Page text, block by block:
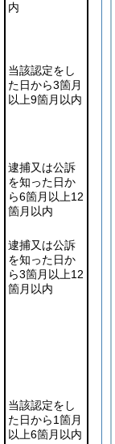
内
当該認定をし
た日から3箇月
以上9箇月以内
逮捕又は公訴
を知った日か
ら6箇月以上12
箇月以内
逮捕又は公訴
を知った日か
ら3箇月以上12
箇月以内
当該認定をし
た日から1箇月
以上6箇月以内